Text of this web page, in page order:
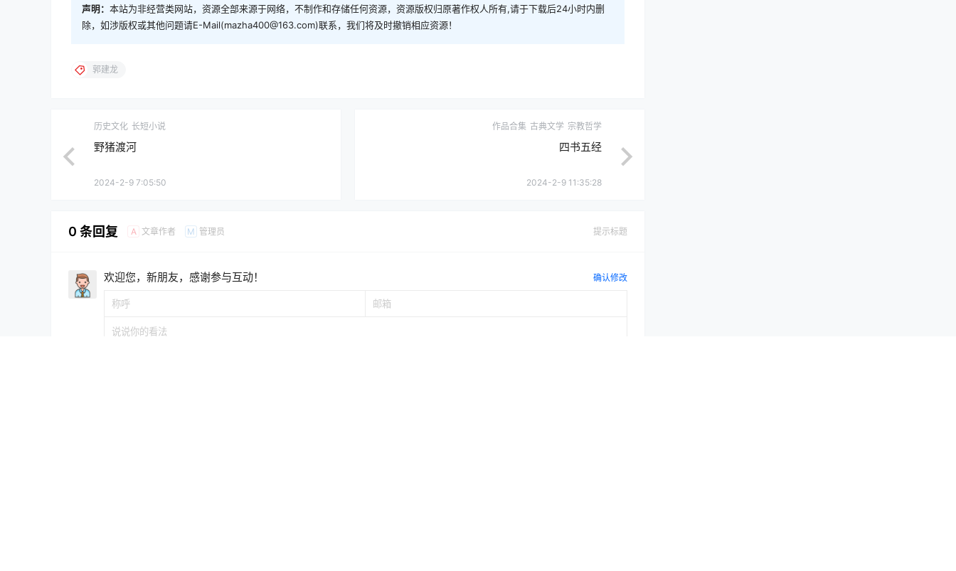
声明： 本站为非经营类网站，资源全部来源于网络，不制作和存储任何资源，资源版权归原著作权人所有,请于下载后24小时内删
除，如涉版权或其他问题请E-Mail(mazha400@163.com)联系，我们将及时撤销相应资源！
郭建龙
历史文化 长短小说
野猪渡河
2024-2-9 7:05:50
作品合集 古典文学 宗教哲学
四书五经
2024-2-9 11:35:28
0 条回复 A 文章作者 M 管理员 提示标题
欢迎您，新朋友，感谢参与互动！ 确认修改